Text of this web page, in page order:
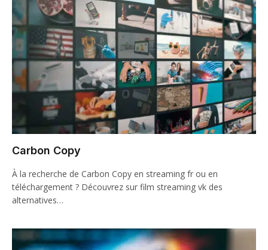
Carbon Copy
À la recherche de Carbon Copy en streaming fr ou en
téléchargement ? Découvrez sur film streaming vk des
alternatives…